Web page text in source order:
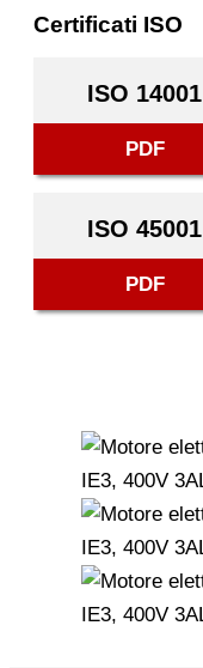
Certificati ISO
ISO 14001
PDF
ISO 45001
PDF